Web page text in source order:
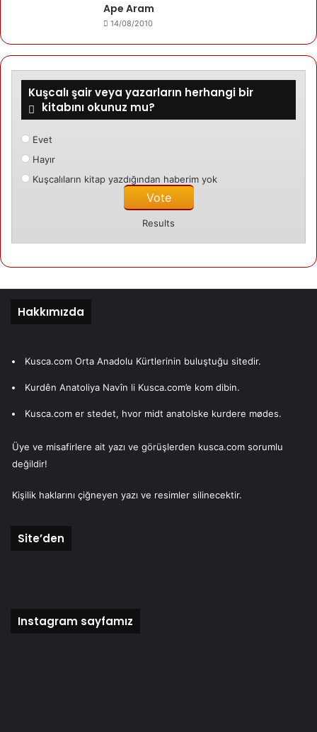
Ape Aram
14/08/2010
Kuşcalı şair veya yazarların herhangi bir
kitabını okunuz mu?
Evet
Hayır
Kuşcalıların kitap yazdığından haberim yok
Results
Hakkımızda
Kusca.com Orta Anadolu Kürtlerinin buluştuğu sitedir.
Kurdên Anatoliya Navîn li Kusca.com’e kom dibin.
Kusca.com er stedet, hvor midt anatolske kurdere mødes.
Üye ve misafirlere ait yazı ve görüşlerden kusca.com sorumlu
değildir!
Kişilik haklarını çiğneyen yazı ve resimler silinecektir.
Site’den
Instagram sayfamız